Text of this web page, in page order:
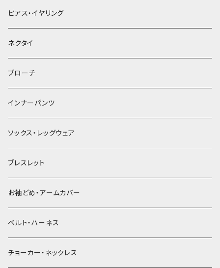
ヘアクリップ
ヘッドドレス・カチューシャ
ヘアゴム
簪
ピアス・イヤリング
ネクタイ
ブローチ
インナーパンツ
ソックス・レッグウェア
ブレスレット
お袖どめ・アームカバー
ベルト・ハーネス
チョーカー・ネックレス